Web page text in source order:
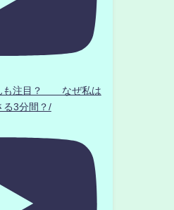
も注目？ なぜ私は
る3分間？/